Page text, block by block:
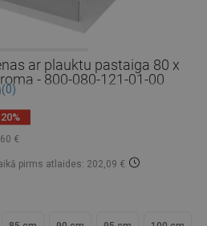
ar plauktu pastaiga 80 x
- 800-080-121-01-00
(0)
€
20%
pirms atlaides: 202,09 €